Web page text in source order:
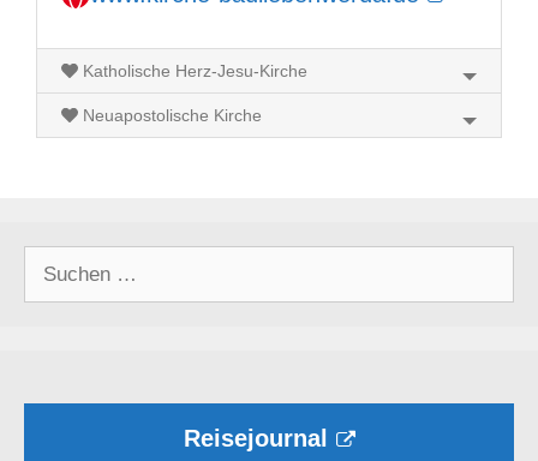
Katholische Herz-Jesu-Kirche
Neuapostolische Kirche
Reisejournal